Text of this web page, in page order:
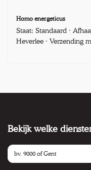
Homo energeticus
Staat: Standaard ·
Heverlee · Verzending
Bekijk welke